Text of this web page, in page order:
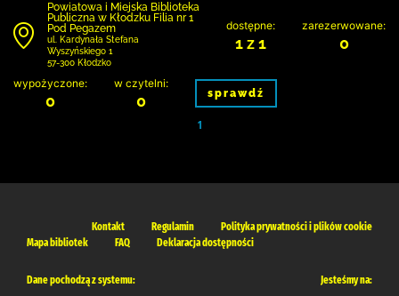
Powiatowa i Miejska Biblioteka
Publiczna w Kłodzku Filia nr 1
Pod Pegazem
ul. Kardynała Stefana
Wyszyńskiego 1
57-300 Kłodzko
dostępne:
1 z 1
zarezerwowane:
0
wypożyczone:
0
w czytelni:
0 sprawdź
1
Kontakt Regulamin
Polityka prywatności i plików cookie
Mapa bibliotek
FAQ Deklaracja dostępności
Dane pochodzą z systemu: Jesteśmy na: